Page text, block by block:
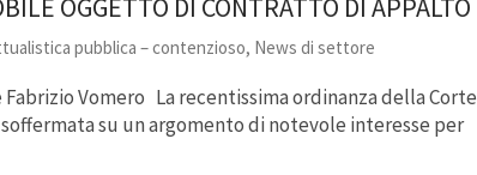
OGGETTO DI CONTRATTO DI APPALTO
pubblica – contenzioso, News di settore
Vomero La recentissima ordinanza della Corte
soffermata su un argomento di notevole interesse per